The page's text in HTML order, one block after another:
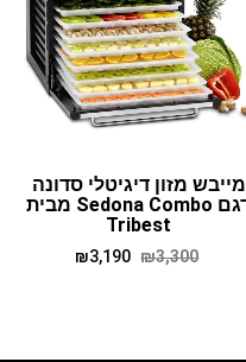
מייבש מזון דיגיטלי סדונה
דגם Sedona Combo מבית
Tribest
₪3,300
₪3,190